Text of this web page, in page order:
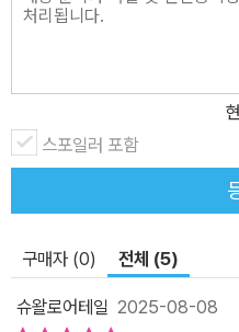
------------------ 복사해서 쓰세
트를 무료로 제공합니다. 프롬
들어 보고, 키워드만 바꿔 넣어
만든 결과물을 책에 있는 이미
프트 모음집 링크: bit.ly/
에서 미드저니의 최신 소식을 얻어 가세요! 인스타
소식과 저자가 만든 수많은 미드
스포일러 포함
구매자 (0) 전체 (5)
슈왈로어테일 2025-08-08